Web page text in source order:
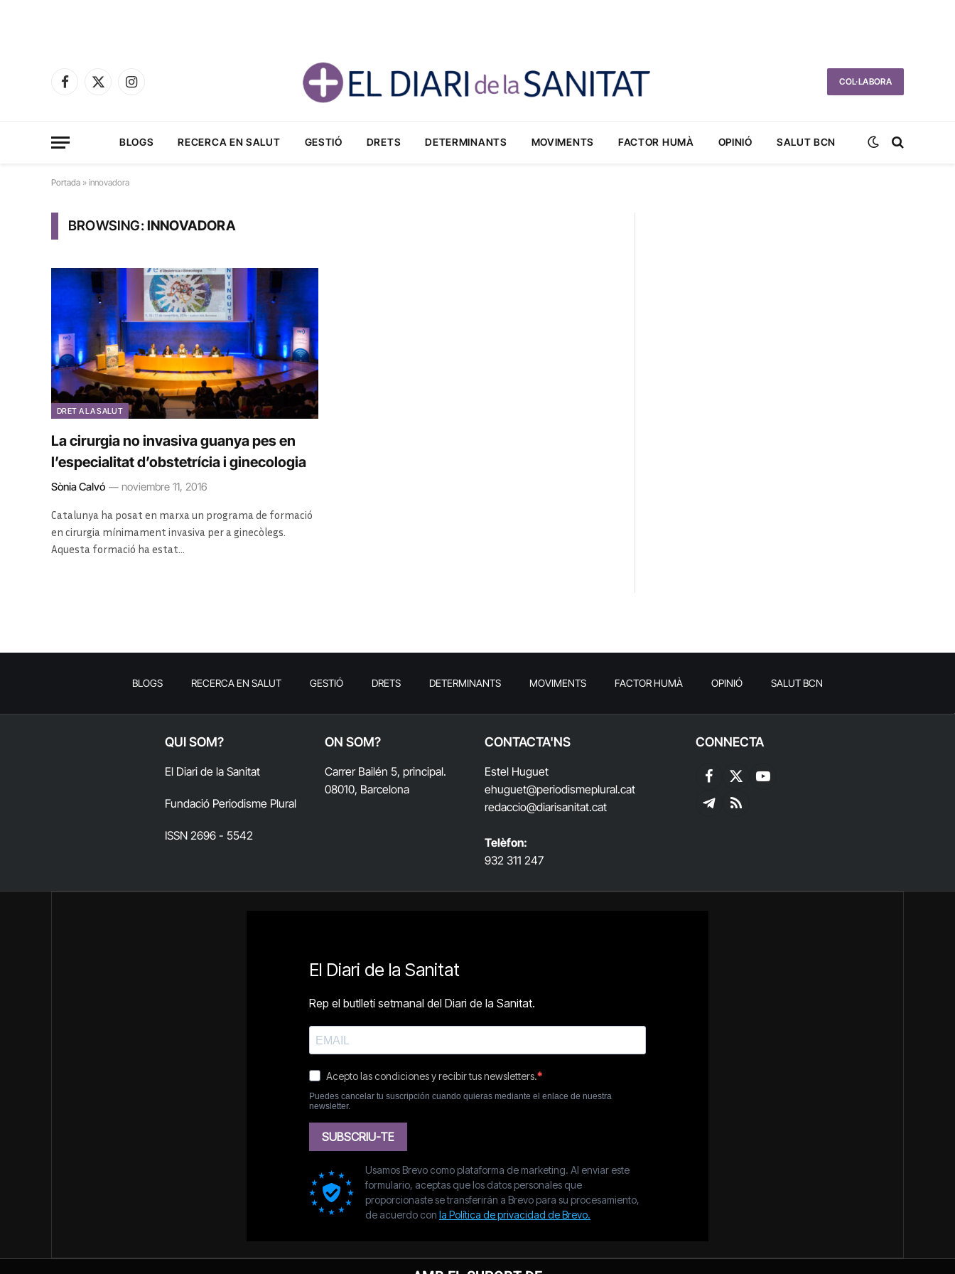
Facebook
X
Instagram
COL·LABORA
BLOGS RECERCA EN SALUT GESTIÓ DRETS DETERMINANTS MOVIMENTS FACTOR HUMÀ OPINIÓ SALUT BCN
Portada » innovadora
BROWSING:INNOVADORA
DRET A LA SALUT
La cirurgia no invasiva guanya pes en
l’especialitat d’obstetrícia i ginecologia
Sònia Calvó noviembre 11, 2016
Catalunya ha posat en marxa un programa de formació
en cirurgia mínimament invasiva per a ginecòlegs.
Aquesta formació ha estat…
BLOGS RECERCA EN SALUT GESTIÓ DRETS DETERMINANTS MOVIMENTS FACTOR HUMÀ OPINIÓ SALUT BCN
QUI SOM?
El Diari de la Sanitat
Fundació Periodisme Plural
ISSN 2696 - 5542
ON SOM?
Carrer Bailén 5, principal.
08010, Barcelona
CONTACTA'NS
Estel Huguet
ehuguet@periodismeplural.cat
redaccio@diarisanitat.cat
Telèfon:
932 311 247
CONNECTA
Facebook
X
(Twitter)
YouTube
TelegramRSS